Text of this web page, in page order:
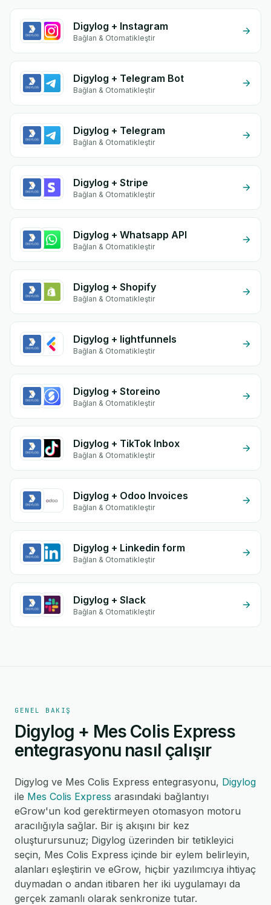
Digylog + Instagram
Bağlan & Otomatikleştir
Digylog + Telegram Bot
Bağlan & Otomatikleştir
Digylog + Telegram
Bağlan & Otomatikleştir
Digylog + Stripe
Bağlan & Otomatikleştir
Digylog + Whatsapp API
Bağlan & Otomatikleştir
Digylog + Shopify
Bağlan & Otomatikleştir
Digylog + lightfunnels
Bağlan & Otomatikleştir
Digylog + Storeino
Bağlan & Otomatikleştir
Digylog + TikTok Inbox
Bağlan & Otomatikleştir
Digylog + Odoo Invoices
Bağlan & Otomatikleştir
Digylog + Linkedin form
Bağlan & Otomatikleştir
Digylog + Slack
Bağlan & Otomatikleştir
GENEL BAKIŞ
Digylog + Mes Colis Express
entegrasyonu nasıl çalışır
Digylog ve Mes Colis Express entegrasyonu, Digylog
ile Mes Colis Express arasındaki bağlantıyı
eGrow'un kod gerektirmeyen otomasyon motoru
aracılığıyla sağlar. Bir iş akışını bir kez
oluşturursunuz; Digylog üzerinden bir tetikleyici
seçin, Mes Colis Express içinde bir eylem belirleyin,
alanları eşleştirin ve eGrow, hiçbir yazılımcıya ihtiyaç
duymadan o andan itibaren her iki uygulamayı da
gerçek zamanlı olarak senkronize tutar.